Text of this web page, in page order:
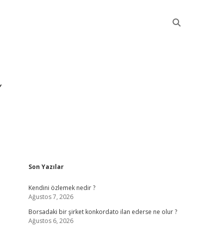
Sidebar
Son Yazılar
Kendini özlemek nedir ?
Ağustos 7, 2026
Borsadaki bir şirket konkordato ilan ederse ne olur ?
Ağustos 6, 2026